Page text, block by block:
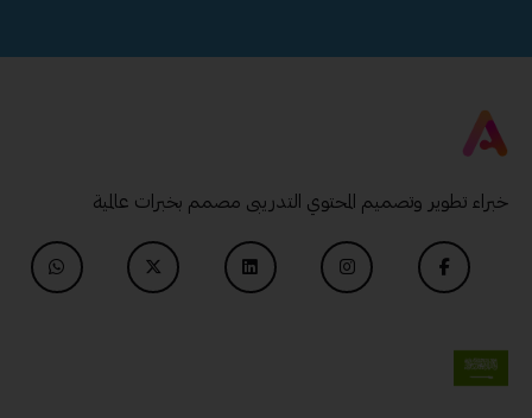
خبراء تطوير وتصميم المحتوي التدريبى مصمم بخبرات عالمية